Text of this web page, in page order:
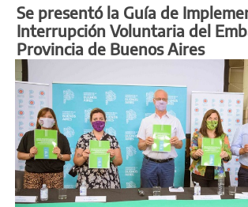
Se presentó la Guía de
Interrupción Voluntaria del
Provincia de Buenos Aires